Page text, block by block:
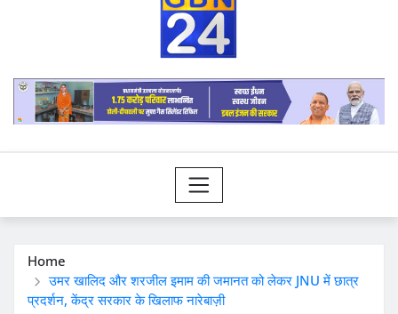
Home
उमर खालिद और शरजील इमाम की जमानत को लेकर JNU में छात्र
प्रदर्शन, केंद्र सरकार के खिलाफ नारेबाज़ी